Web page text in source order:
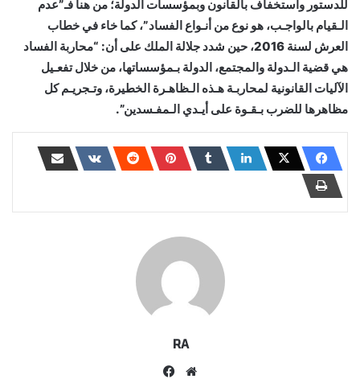
للدستور واستخفاف بالقانون وبمؤسسات الدولة؛ من هنا فـ”عدم
الـقيام بالواجـب، هو نوع من أنـواع الفساد”، كما خاء في خطاب
العرش لسنة 2016، حين شدد جلالة الملك على أن: “محاربة الفساد
هي قضية الـدولة والمجتمع، الدولة بـمؤسساتها، من خلال تفعـيل
الآليات القانونية لمحاربـة هـذه الـظاهـرة الخطيرة، وتـجريـم كل
مظاهرها للضرب بـقـوة على أيـدي الـمفـسدين”.
RA
موقع